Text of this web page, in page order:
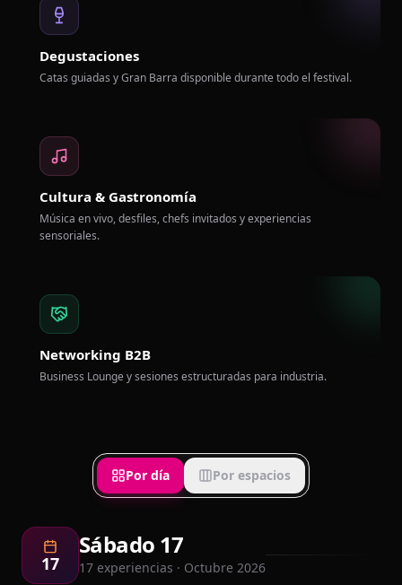
Degustaciones
Catas guiadas y Gran Barra disponible durante todo el festival.
Cultura & Gastronomía
Música en vivo, desfiles, chefs invitados y experiencias
sensoriales.
Networking B2B
Business Lounge y sesiones estructuradas para industria.
Por día Por espacios
17
Sábado 17
17 experiencias · Octubre 2026